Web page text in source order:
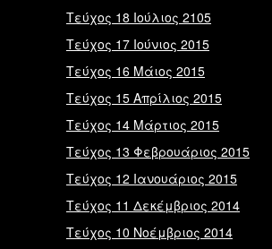
Τεύχος 18 Ιούλιος 2105
Τεύχος 17 Ιούνιος 2015
Τεύχος 16 Μάιος 2015
Τεύχος 15 Απρίλιος 2015
Τεύχος 14 Μάρτιος 2015
Τεύχος 13 Φεβρουάριος 2015
Τεύχος 12 Ιανουάριος 2015
Τεύχος 11 Δεκέμβριος 2014
Τεύχος 10 Νοέμβριος 2014